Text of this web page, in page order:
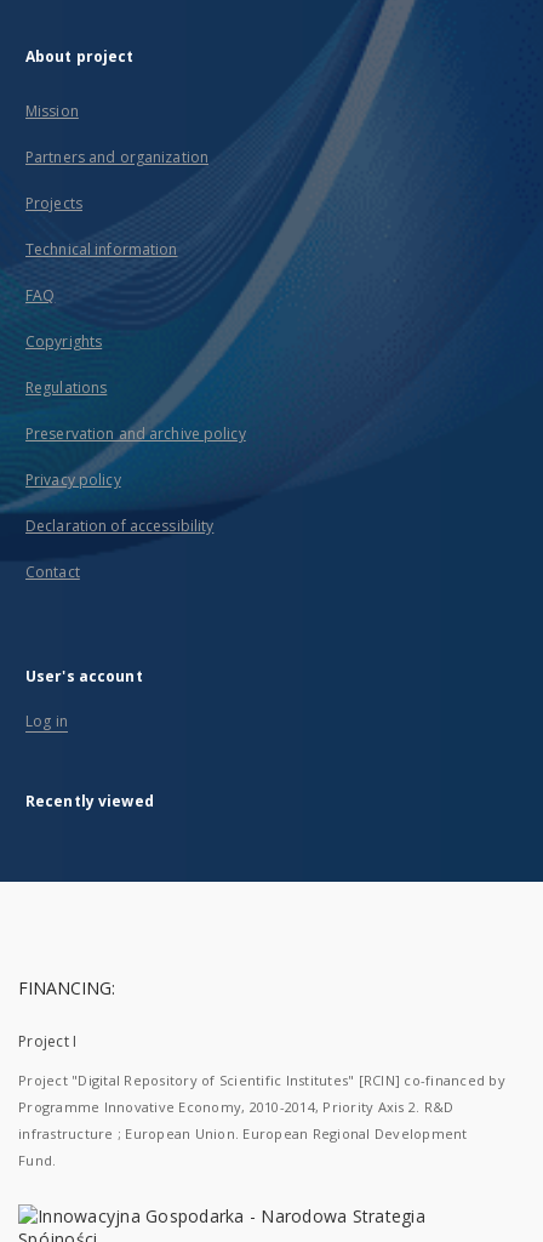
About project
Mission
Partners and organization
Projects
Technical information
FAQ
Copyrights
Regulations
Preservation and archive policy
Privacy policy
Declaration of accessibility
Contact
User's account
Log in
Recently viewed
FINANCING:
Project I
Project "Digital Repository of Scientific Institutes" [RCIN] co-financed by
Programme Innovative Economy, 2010-2014, Priority Axis 2. R&D
infrastructure ; European Union. European Regional Development
Fund.